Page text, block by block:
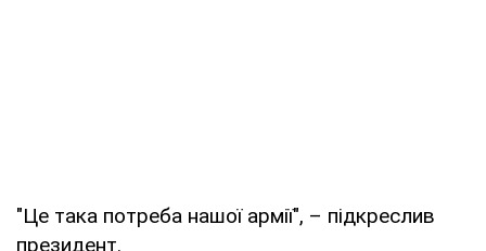
"Це така потреба нашої армії", – підкреслив
президент.